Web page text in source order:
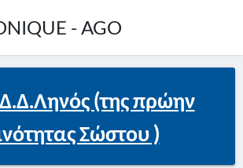
- AGO
(της πρώην
Σώστου )